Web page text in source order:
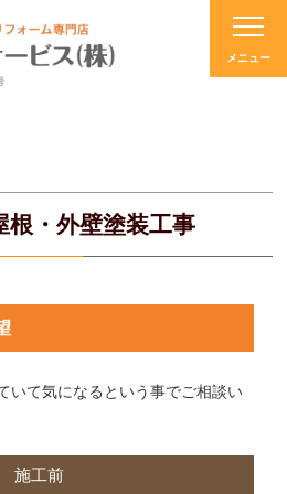
・外壁塗装工事
いて気になるという事でご相談い
施工前